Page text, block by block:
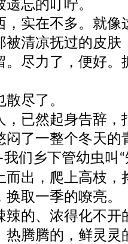
忘的叮咛。
，实在不多。就
被清凉抚过的皮
。尽力了，便好
尽了。
已然起身告辞
了一整个冬天的
我们乡下管幼虫叫 “
出，爬上高枝，
取一季的嘹亮。
辣的、浓得化不
热腾腾的，鲜灵